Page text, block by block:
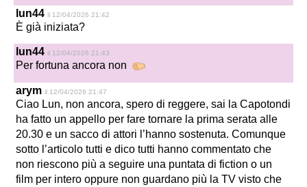
lun44 il 12/04/2026 21:42
È già iniziata?
lun44 il 12/04/2026 21:43
Per fortuna ancora non
arym il 12/04/2026 21:47
Ciao Lun, non ancora, spero di reggere, sai la Capotondi
ha fatto un appello per fare tornare la prima serata alle
20.30 e un sacco di attori l’hanno sostenuta. Comunque
sotto l’articolo tutti e dico tutti hanno commentato che
non riescono più a seguire una puntata di fiction o un
film per intero oppure non guardano più la TV visto che